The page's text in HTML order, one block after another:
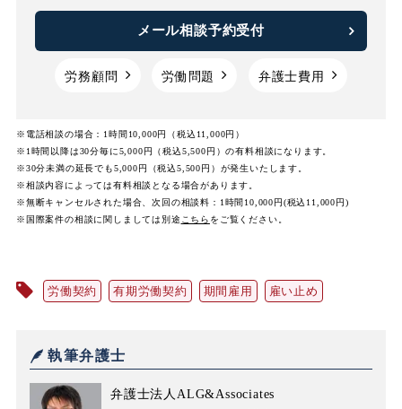
メール相談予約受付
労務顧問 労働問題 弁護士費用
※電話相談の場合：1時間10,000円（税込11,000円）
※1時間以降は30分毎に5,000円（税込5,500円）の有料相談になります。
※30分未満の延長でも5,000円（税込5,500円）が発生いたします。
※相談内容によっては有料相談となる場合があります。
※無断キャンセルされた場合、次回の相談料：1時間10,000円(税込11,000円)
※国際案件の相談に関しましては 別途 こちら をご覧ください。
労働契約 有期労働契約 期間雇用 雇い止め
執筆弁護士
弁護士法人ALG&Associates